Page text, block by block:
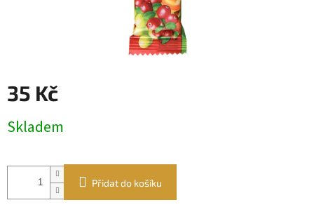
35 Kč
cena:
Skladem
Přidat do košíku